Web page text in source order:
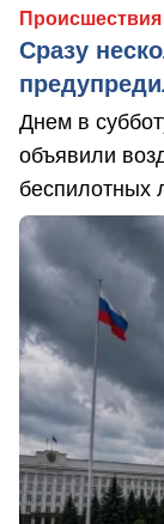
Происшествия
Сразу
Днем в
объявили
беспилотных